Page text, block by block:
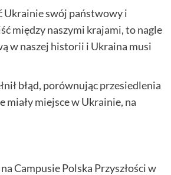
Ukrainie swój państwowy i
między naszymi krajami, to nagle
w naszej historii i Ukraina musi
błąd, porównując przesiedlenia
miejsce w Ukrainie, na
Campusie Polska Przyszłości w